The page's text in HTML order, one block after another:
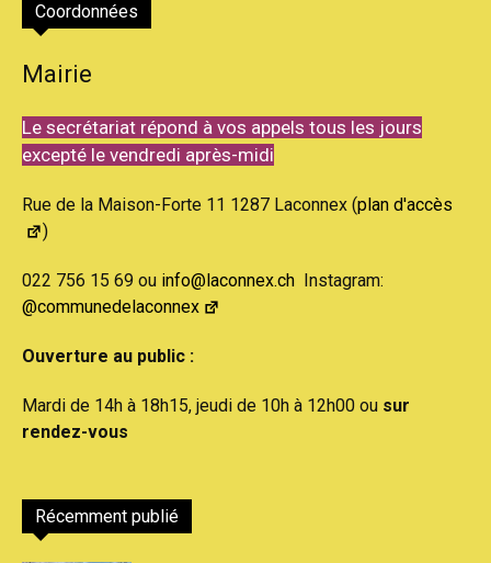
Coordonnées
Mairie
Le secrétariat répond à vos appels tous les jours
excepté le vendredi après-midi
Rue de la Maison-Forte 11 1287 Laconnex (plan d'accès
)
022 756 15 69 ou info@laconnex.ch Instagram:
@communedelaconnex
Ouverture au public :
Mardi de 14h à 18h15, jeudi de 10h à 12h00 ou sur
rendez-vous
Récemment publié